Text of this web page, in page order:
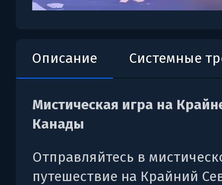
Описание Системные
Мистическая игра на
Канады
Отправляйтесь в
путешествие на Крайний